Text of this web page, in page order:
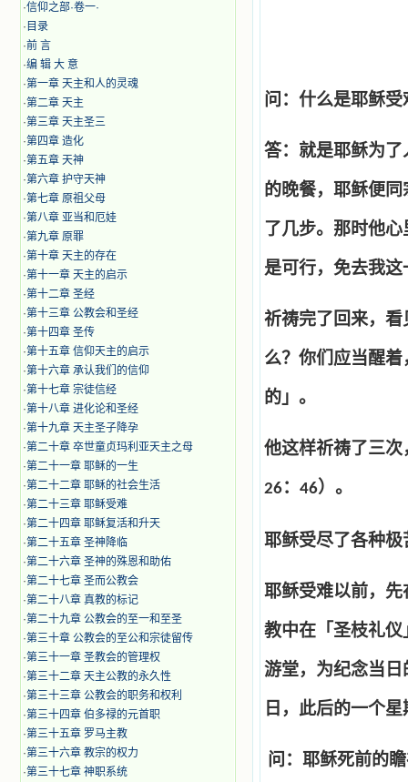
·信仰之部·卷一·
· 目录
·前 言
·编 辑 大 意
·第一章 天主和人的灵魂
·第二章 天主
·第三章 天主圣三
·第四章 造化
·第五章 天神
·​第六章 护守天神
·第七章 原祖父母
·​第八章 亚当和厄娃
·第九章 原罪
·第十章 天主的存在
·第十一章 天主的启示
·第十二章 圣经
·第十三章 公教会和圣经
·第十四章 圣传
·第十五章 信仰天主的启示
·第十六章 承认我们的信仰
·第十七章 宗徒信经
·第十八章 进化论和圣经
·第十九章 天主圣子降孕
·第二十章 卒世童贞玛利亚天主之母
·第二十一章 耶稣的一生
·第二十二章 耶稣的社会生活
·第二十三章 耶稣受难
·第二十四章 耶稣复活和升天
·第二十五章 圣神降临
·第二十六章 圣神的殊恩和助佑
·第二十七章 圣而公教会
·第二十八章 真教的标记
·第二十九章 公教会的至一和至圣
·第三十章 公教会的至公和宗徒留传
·第三十一章 圣教会的管理权
·第三十二章 天主公教的永久性
·第三十三章 公教会的职务和权利
·第三十四章 伯多禄的元首职
·第三十五章 罗马主教
·第三十六章 教宗的权力
·第三十七章 神职系统
问：什么是耶稣受
答：就是耶稣为
的晚餐，耶稣便
了几步。那时他
是可行，免去我
祈祷完了回来，
么？你们应当醒
的」。
他这样祈祷了三
26： 46）。
耶稣受尽了各种
耶稣受难以前，
教中在「圣枝礼
游堂，为纪念当
日，此后的一个
问：耶稣死前的